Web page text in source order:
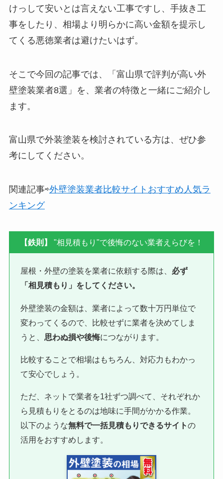
けっして安いとは言えない工事ですし、手抜き工
事をしたり、相場より明らかに高い金額を提示し
てくる悪徳業者は避けたいはず。
そこで今回の記事では、「富山県で評判が高い外
壁塗装業者8選」を、業者の特徴と一緒にご紹介し
ます。
富山県で外装塗装を検討されている方は、ぜひ参
考にしてください。
関連記事⇨外壁塗装業者比較サイトおすすめ人気ラ
ンキング
【鉄則】 "相見積もり"で後悔のない業者えらびを！
屋根・外壁の塗装を業者に依頼する際は、 必ず
「相見積もり」をしてください。
外壁塗装の金額は、業者によって数十万円単位で
変わってくるので、比較せずに業者を決めてしま
うと、 思わぬ損や後悔につながります。
比較することで相場はもちろん、対応力もわかっ
て安心でしょう。
ただ、ネットで業者を1社ずつ調べて、それぞれか
ら見積もりをとるのは地味に手間がかかる作業。
以下のような無料で一括見積もりできるサイトの
活用をおすすめします。